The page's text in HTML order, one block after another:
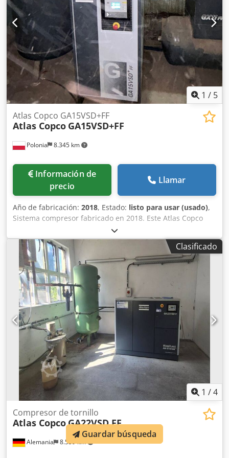
1 / 5
Polonia 8.345 km
Atlas Copco GA15VSD+FF
Atlas Copco GA15VSD+FF
Información de
precio
Llamar
Año de fabricación: 2018, Estado: listo para usar (usado),
Sistema compresor fabricado en 2018. Este Atlas Copco
GA15VSD+FF cuenta con una potencia de motor de 15 kW y
funciona a una presión de 12,75 bar. Incluye un depósito
de 1.000 litros, lo que lo hace adecuado para diversas
aplicaciones. Si busca obtener un suministro de aire
comprimido de alta calidad, considere la máquina Atlas
Copco GA15VSD+FF que tenemos a la venta. Póngase en
contacto con nosotros para obtener más detalles. •
Potencia del motor: 15 kW Djdpszdi Snjfx Afhowa • Presión:
12,75 bar Equipamiento adicional • Depósito de 1.000 litros
incluido
Clasificado
1 /4
Alemania 8.559 km
Compresor de tornillo
Atlas CopcoGA22VSD FF
Guardar búsqueda